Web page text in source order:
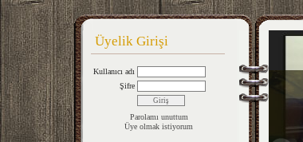
Üyelik Girişi
Kullanıcı adı
Şifre
Parolamı unuttum
Üye olmak istiyorum